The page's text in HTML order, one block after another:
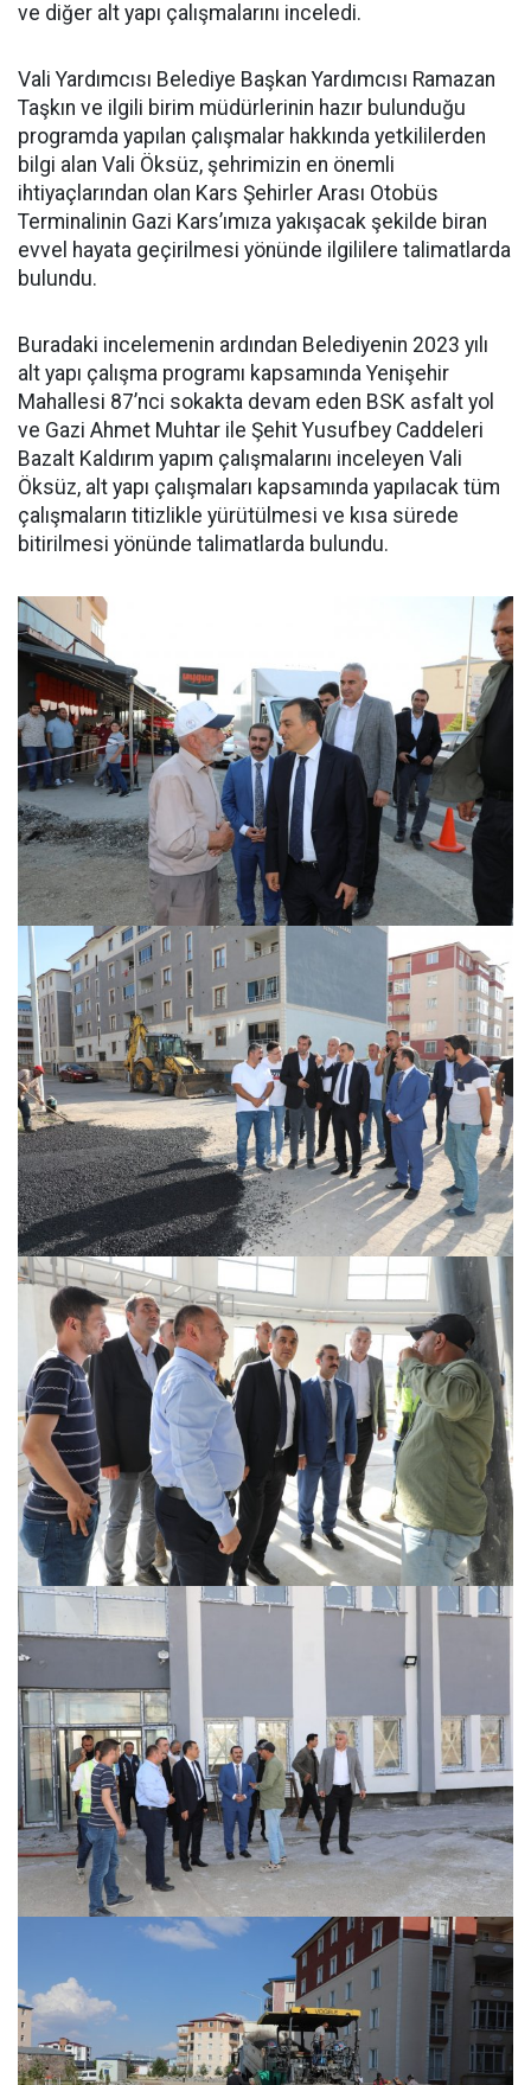
ve diğer alt yapı çalışmalarını inceledi.
Vali Yardımcısı Belediye Başkan Yardımcısı Ramazan
Taşkın ve ilgili birim müdürlerinin hazır bulunduğu
programda yapılan çalışmalar hakkında yetkililerden
bilgi alan Vali Öksüz, şehrimizin en önemli
ihtiyaçlarından olan Kars Şehirler Arası Otobüs
Terminalinin Gazi Kars’ımıza yakışacak şekilde biran
evvel hayata geçirilmesi yönünde ilgililere talimatlarda
bulundu.
Buradaki incelemenin ardından Belediyenin 2023 yılı
alt yapı çalışma programı kapsamında Yenişehir
Mahallesi 87’nci sokakta devam eden BSK asfalt yol
ve Gazi Ahmet Muhtar ile Şehit Yusufbey Caddeleri
Bazalt Kaldırım yapım çalışmalarını inceleyen Vali
Öksüz, alt yapı çalışmaları kapsamında yapılacak tüm
çalışmaların titizlikle yürütülmesi ve kısa sürede
bitirilmesi yönünde talimatlarda bulundu.